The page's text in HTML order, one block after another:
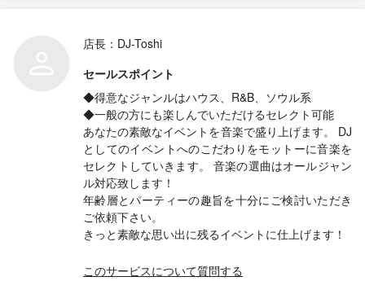
店長：DJ-Toshi
セールスポイント
◆得意なジャンルはハウス、R&B、ソウル系
◆一般の方にも楽しんでいただけるセレクト可能
あなたの素敵なイベントを音楽で盛り上げます。 DJ
としてのイベントへのこだわりをモットーに音楽を
セレクトしていきます。 音楽の選曲はオールジャン
ル対応致します！
年齢層とパーティーの趣旨を十分にご検討いただき
ご依頼下さい。
きっと素敵な思い出に残るイベントに仕上げます！
このサービスについて質問する